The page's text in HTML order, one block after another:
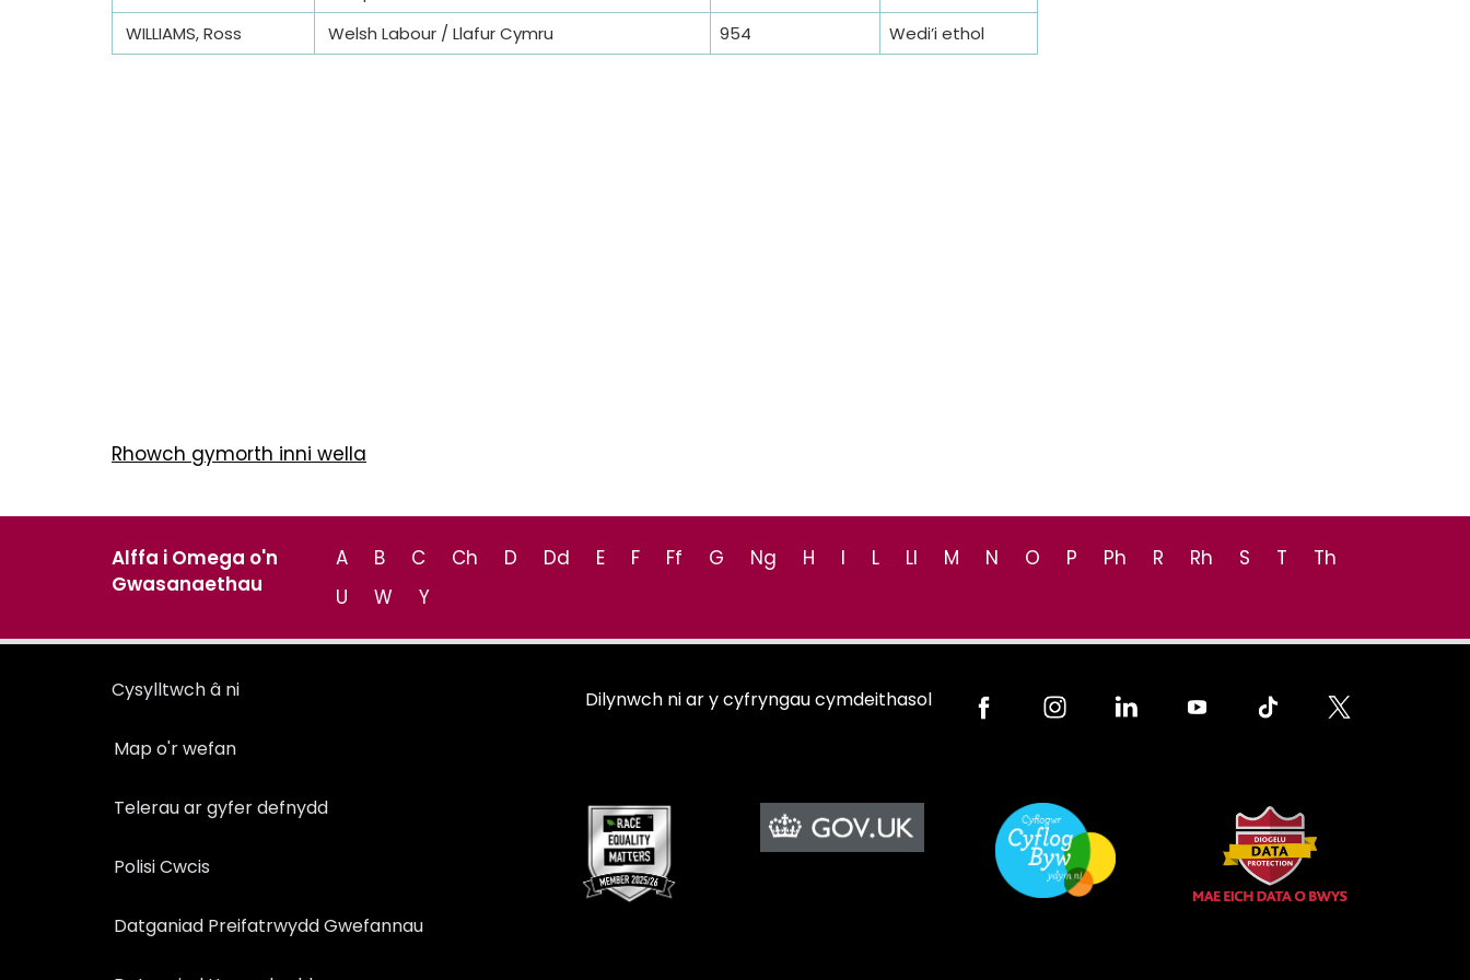
WILLIAMS, Ross
Welsh Labour / Llafur Cymru 954 Wedi’i ethol
Rhowch gymorth inni wella
Alffa i Omega o'n
Gwasanaethau
A B C Ch D Dd E F Ff G Ng H I L Ll M N O P Ph R Rh S T
Th
U
W Y
Cysylltwch â ni
Map o'r wefan
Telerau ar gyfer defnydd
Polisi Cwcis
Datganiad Preifatrwydd Gwefannau
Dilynwch ni ar y cyfryngau cymdeithasol